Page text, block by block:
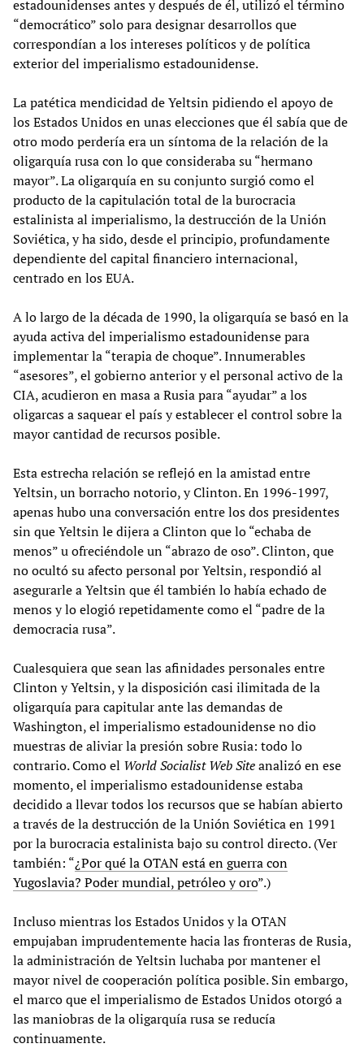
estadounidenses antes y después de él, utilizó el término
“democrático” solo para designar desarrollos que
correspondían a los intereses políticos y de política
exterior del imperialismo estadounidense.
La patética mendicidad de Yeltsin pidiendo el apoyo de
los Estados Unidos en unas elecciones que él sabía que de
otro modo perdería era un síntoma de la relación de la
oligarquía rusa con lo que consideraba su “hermano
mayor”. La oligarquía en su conjunto surgió como el
producto de la capitulación total de la burocracia
estalinista al imperialismo, la destrucción de la Unión
Soviética, y ha sido, desde el principio, profundamente
dependiente del capital financiero internacional,
centrado en los EUA.
A lo largo de la década de 1990, la oligarquía se basó en la
ayuda activa del imperialismo estadounidense para
implementar la “terapia de choque”. Innumerables
“asesores”, el gobierno anterior y el personal activo de la
CIA, acudieron en masa a Rusia para “ayudar” a los
oligarcas a saquear el país y establecer el control sobre la
mayor cantidad de recursos posible.
Esta estrecha relación se reflejó en la amistad entre
Yeltsin, un borracho notorio, y Clinton. En 1996-1997,
apenas hubo una conversación entre los dos presidentes
sin que Yeltsin le dijera a Clinton que lo “echaba de
menos” u ofreciéndole un “abrazo de oso”. Clinton, que
no ocultó su afecto personal por Yeltsin, respondió al
asegurarle a Yeltsin que él también lo había echado de
menos y lo elogió repetidamente como el “padre de la
democracia rusa”.
Cualesquiera que sean las afinidades personales entre
Clinton y Yeltsin, y la disposición casi ilimitada de la
oligarquía para capitular ante las demandas de
Washington, el imperialismo estadounidense no dio
muestras de aliviar la presión sobre Rusia: todo lo
contrario. Como el World Socialist Web Siteanalizó en ese
momento, el imperialismo estadounidense estaba
decidido a llevar todos los recursos que se habían abierto
a través de la destrucción de la Unión Soviética en 1991
por la burocracia estalinista bajo su control directo. (Ver
también: “¿Por qué la OTAN está en guerra con
Yugoslavia? Poder mundial, petróleo y oro”.)
Incluso mientras los Estados Unidos y la OTAN
empujaban imprudentemente hacia las fronteras de Rusia,
la administración de Yeltsin luchaba por mantener el
mayor nivel de cooperación política posible. Sin embargo,
el marco que el imperialismo de Estados Unidos otorgó a
las maniobras de la oligarquía rusa se reducía
continuamente.